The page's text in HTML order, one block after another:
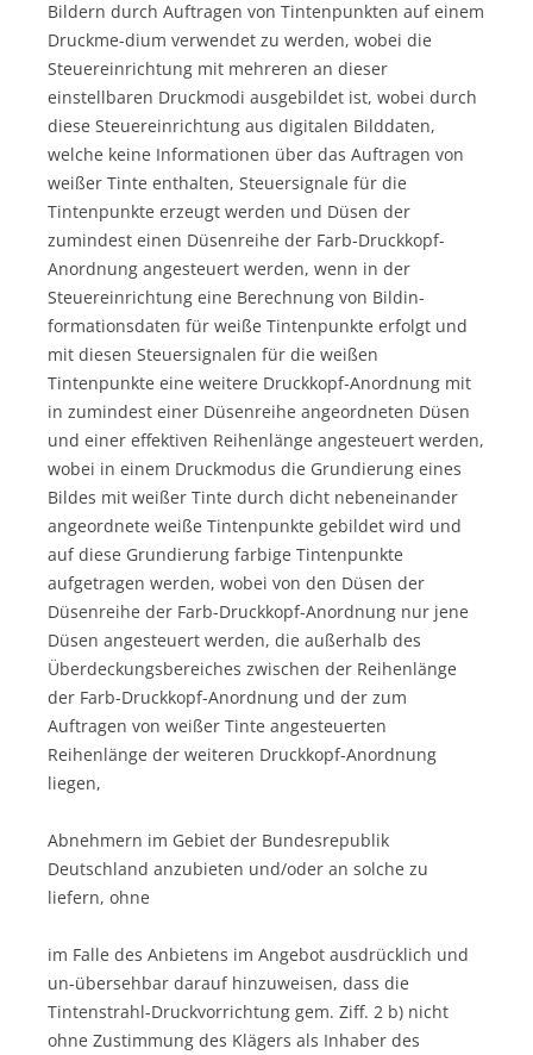
Bildern durch Auftragen von Tintenpunkten auf einem
Druckme-dium verwendet zu werden, wobei die
Steuereinrichtung mit mehreren an dieser
einstellbaren Druckmodi ausgebildet ist, wobei durch
diese Steuereinrichtung aus digitalen Bilddaten,
welche keine Informationen über das Auftragen von
weißer Tinte enthalten, Steuersignale für die
Tintenpunkte erzeugt werden und Düsen der
zumindest einen Düsenreihe der Farb-Druckkopf-
Anordnung angesteuert werden, wenn in der
Steuereinrichtung eine Berechnung von Bildin-
formationsdaten für weiße Tintenpunkte erfolgt und
mit diesen Steuersignalen für die weißen
Tintenpunkte eine weitere Druckkopf-Anordnung mit
in zumindest einer Düsenreihe angeordneten Düsen
und einer effektiven Reihenlänge angesteuert werden,
wobei in einem Druckmodus die Grundierung eines
Bildes mit weißer Tinte durch dicht nebeneinander
angeordnete weiße Tintenpunkte gebildet wird und
auf diese Grundierung farbige Tintenpunkte
aufgetragen werden, wobei von den Düsen der
Düsenreihe der Farb-Druckkopf-Anordnung nur jene
Düsen angesteuert werden, die außerhalb des
Überdeckungsbereiches zwischen der Reihenlänge
der Farb-Druckkopf-Anordnung und der zum
Auftragen von weißer Tinte angesteuerten
Reihenlänge der weiteren Druckkopf-Anordnung
liegen,
Abnehmern im Gebiet der Bundesrepublik
Deutschland anzubieten und/oder an solche zu
liefern, ohne
im Falle des Anbietens im Angebot ausdrücklich und
un-übersehbar darauf hinzuweisen, dass die
Tintenstrahl-Druckvorrichtung gem. Ziff. 2 b) nicht
ohne Zustimmung des Klägers als Inhaber des